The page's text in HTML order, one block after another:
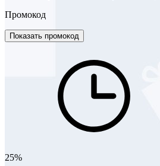
Промокод
Показать промокод
25%